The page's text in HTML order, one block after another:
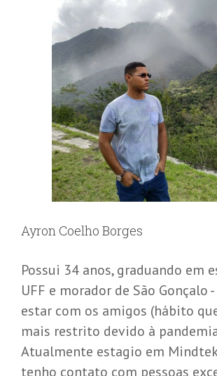
Ayron Coelho Borges
Possui 34 anos, graduando em
UFF e morador de São Gonçalo -
estar com os amigos (hábito
mais restrito devido à
Atualmente estagio em
tenho contato com pessoas